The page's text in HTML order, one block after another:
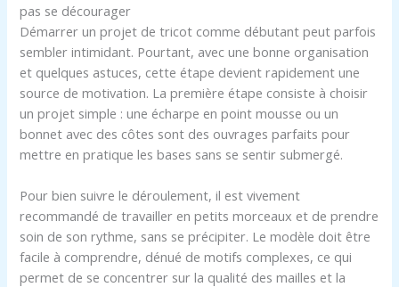
pas se décourager
Démarrer un projet de tricot comme débutant peut parfois
sembler intimidant. Pourtant, avec une bonne organisation
et quelques astuces, cette étape devient rapidement une
source de motivation. La première étape consiste à choisir
un projet simple : une écharpe en point mousse ou un
bonnet avec des côtes sont des ouvrages parfaits pour
mettre en pratique les bases sans se sentir submergé.
Pour bien suivre le déroulement, il est vivement
recommandé de travailler en petits morceaux et de prendre
soin de son rythme, sans se précipiter. Le modèle doit être
facile à comprendre, dénué de motifs complexes, ce qui
permet de se concentrer sur la qualité des mailles et la